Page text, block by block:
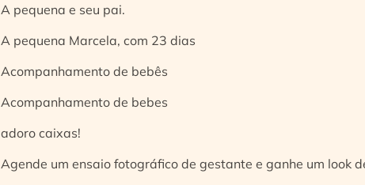
A pequena e seu pai.
A pequena Marcela, com 23 dias
Acompanhamento de bebês
Acompanhamento de bebes
adoro caixas!
Agende um ensaio fotográfico de gestante e ganhe um look